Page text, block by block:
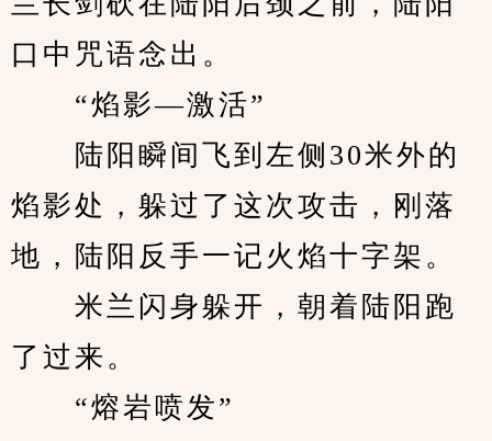
口中咒语念出。
“焰影—激活”
陆阳瞬间飞到左侧30米外的
焰影处，躲过了这次攻击，刚落
地，陆阳反手一记火焰十字架。
米兰闪身躲开，朝着陆阳跑
了过来。
“熔岩喷发”